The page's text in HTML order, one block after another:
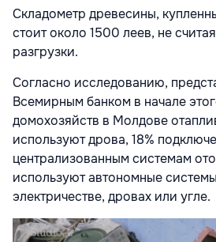
Складометр древесины,
стоит около 1500 леев, не
разгрузки.
Согласно исследованию,
Всемирным банком в начале
домохозяйств в Молдове
используют дрова, 18%
централизованным системам
используют автономные
электричестве, дровах или угле.